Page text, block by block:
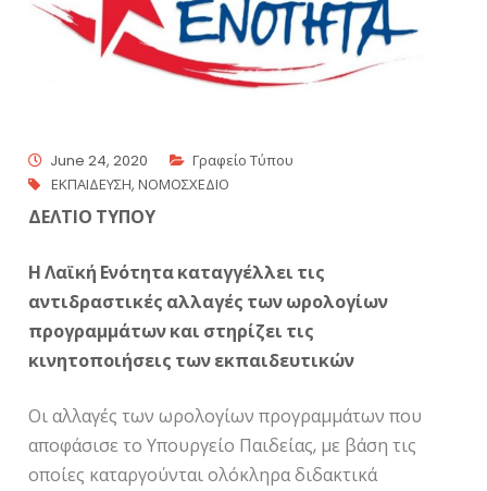
June 24, 2020
Γραφείο Τύπου
ΕΚΠΑΙΔΕΥΣΗ,ΝΟΜΟΣΧΕΔΙΟ
ΔΕΛΤΙΟ ΤΥΠΟΥ
Η Λαϊκή Ενότητα καταγγέλλει τις
αντιδραστικές αλλαγές των ωρολογίων
προγραμμάτων και στηρίζει τις
κινητοποιήσεις των εκπαιδευτικών
Οι αλλαγές των ωρολογίων προγραμμάτων που
αποφάσισε το Υπουργείο Παιδείας, με βάση τις
οποίες καταργούνται ολόκληρα διδακτικά